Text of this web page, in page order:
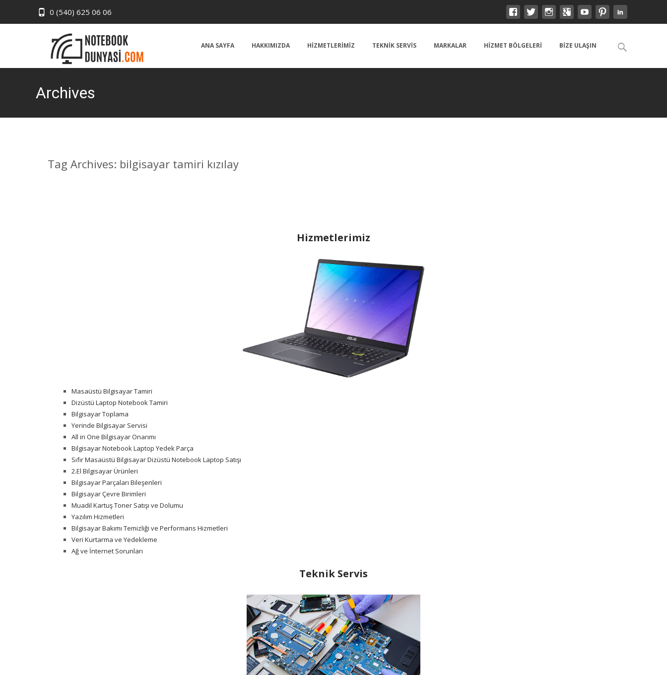
0 (540) 625 06 06
content
ANA SAYFA HAKKIMIZDA HIZMETLERIMIZ TEKNIK SERVIS MARKALAR HIZMET BÖLGELERI BIZE ULAŞIN
Search
for:
Archives
Tag Archives: bilgisayar tamiri kızılay
Hizmetlerimiz
Masaüstü Bilgisayar Tamiri
Dizüstü Laptop Notebook Tamiri
Bilgisayar Toplama
Yerinde Bilgisayar Servisi
All in One Bilgisayar Onarımı
Bilgisayar Notebook Laptop Yedek Parça
Sıfır Masaüstü Bilgisayar Dizüstü Notebook Laptop Satışı
2.El Bilgisayar Ürünleri
Bilgisayar Parçaları Bileşenleri
Bilgisayar Çevre Birimleri
Muadil Kartuş Toner Satışı ve Dolumu
Yazılım Hizmetleri
Bilgisayar Bakımı Temizliği ve Performans Hizmetleri
Veri Kurtarma ve Yedekleme
Ağ ve İnternet Sorunları
Teknik Servis